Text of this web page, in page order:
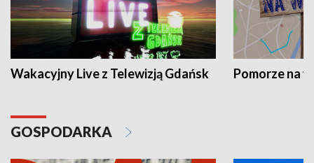
Wakacyjny Live z Telewizją Gdańsk Pomorze na
GOSPODARKA